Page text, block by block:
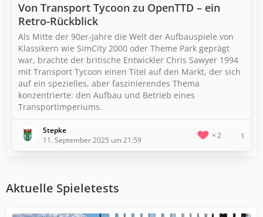
Von Transport Tycoon zu OpenTTD – ein
Retro-Rückblick
Als Mitte der 90er-Jahre die Welt der Aufbauspiele von
Klassikern wie SimCity 2000 oder Theme Park geprägt
war, brachte der britische Entwickler Chris Sawyer 1994
mit Transport Tycoon einen Titel auf den Markt, der sich
auf ein spezielles, aber faszinierendes Thema
konzentrierte: den Aufbau und Betrieb eines
Transportimperiums.
Stepke
11. September 2025 um 21:59
2 1
Aktuelle Spieletests